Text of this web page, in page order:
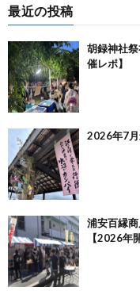
最近の投稿
胡録神社
催レポ】
2026年7月
浦安百縁
【2026年